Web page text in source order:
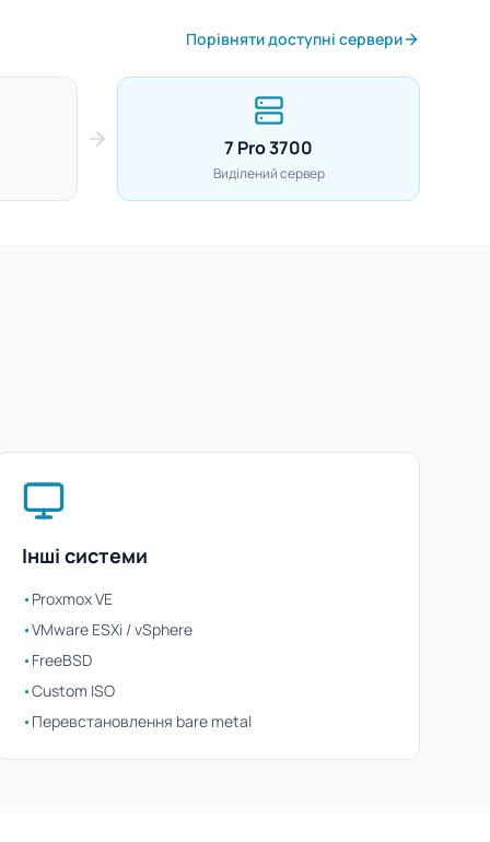
Порівняти доступні сервери
7 Pro 3700
Виділений сервер
Інші системи
•Proxmox VE
•VMware ESXi / vSphere
•FreeBSD
•Custom ISO
•Перевстановлення bare metal